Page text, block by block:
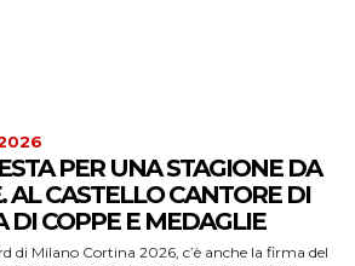
PER UNA STAGIONE DA
AL CASTELLO CANTORE DI
DI COPPE E MEDAGLIE
di Milano Cortina 2026, c’è anche la firma del